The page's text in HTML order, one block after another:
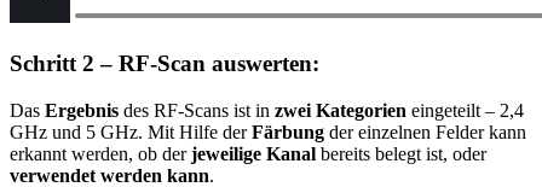
Schritt 2 – RF-Scan auswerten:
Das Ergebnis des RF-Scans ist in zwei Kategorien eingeteilt – 2,4
GHz und 5 GHz. Mit Hilfe derFärbung der einzelnen Felder kann
erkannt werden, ob derjeweilige Kanal bereits belegt ist, oder
verwendet werden kann.